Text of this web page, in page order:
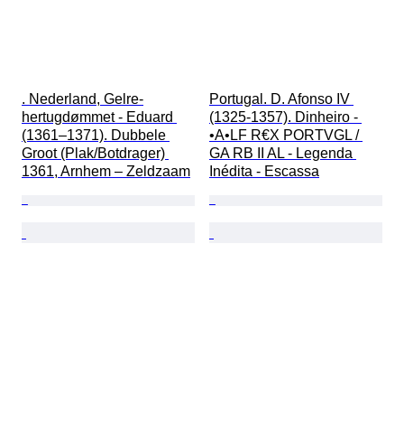
. Nederland, Gelre-
hertugdømmet - Eduard
(1361–1371). Dubbele
Groot (Plak/Botdrager)
1361, Arnhem – Zeldzaam
Portugal. D. Afonso IV
(1325-1357). Dinheiro -
•A•LF R€X PORTVGL /
GA RB II AL - Legenda
Inédita - Escassa